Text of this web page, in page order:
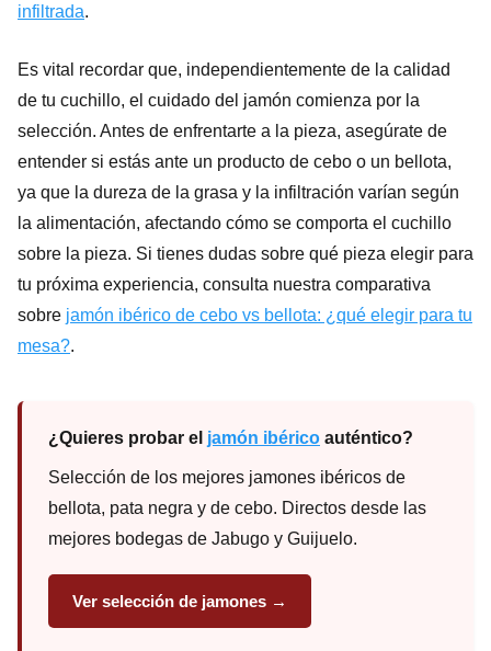
infiltrada.
Es vital recordar que, independientemente de la calidad
de tu cuchillo, el cuidado del jamón comienza por la
selección. Antes de enfrentarte a la pieza, asegúrate de
entender si estás ante un producto de cebo o un bellota,
ya que la dureza de la grasa y la infiltración varían según
la alimentación, afectando cómo se comporta el cuchillo
sobre la pieza. Si tienes dudas sobre qué pieza elegir para
tu próxima experiencia, consulta nuestra comparativa
sobre jamón ibérico de cebo vs bellota: ¿qué elegir para tu
mesa?.
¿Quieres probar el jamón ibérico auténtico?
Selección de los mejores jamones ibéricos de
bellota, pata negra y de cebo. Directos desde las
mejores bodegas de Jabugo y Guijuelo.
Ver selección de jamones →